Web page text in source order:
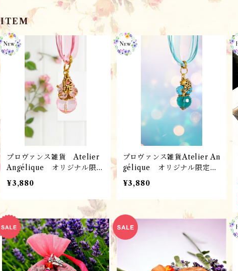
ITEM
プロヴァンス雑貨 Atelier
Angélique オリジナル限定
ト・ハンドメイド・クリスタ
ルジュエリー / ROSE(16
mm) ローズANG245-PRS /
フランス製アクセサリー
¥3,880
プロヴァンス雑貨Atelier An
gélique オリジナル限定
ト・ハンドメイド・クリスタ
ルジュエリー / TEAL (16
mm)ターコイズ・アクアブ
ルー ANG245-PTB / フラ
ンス製アクセサリー
¥3,880